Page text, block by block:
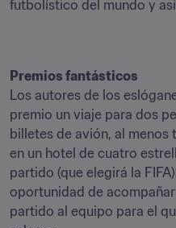
futbolístico del mundo y
Premios fantásticos
Los autores de los
premio un viaje para dos
billetes de avión, al
en un hotel de cuatro
partido (que elegirá la
oportunidad de
partido al equipo para el